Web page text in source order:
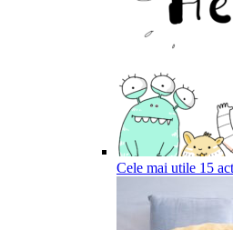
Cele mai utile 15